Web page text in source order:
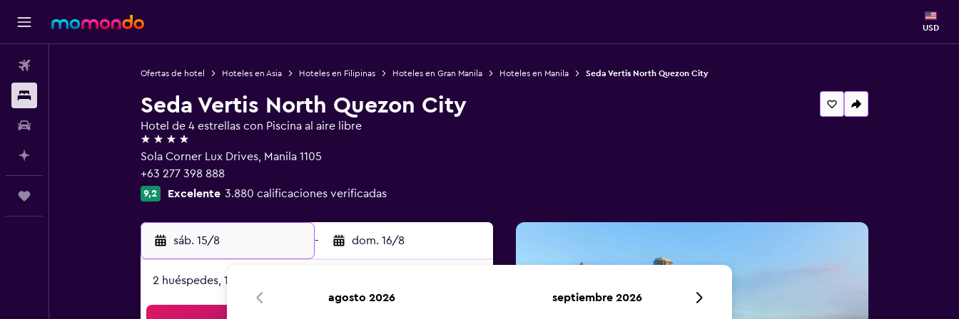
USD
Ofertas de hotel Hoteles en Asia Hoteles en Filipinas Hoteles en Gran Manila Hoteles en Manila Seda Vertis North Quezon City
Seda Vertis North Quezon City
Hotel de 4 estrellas con Piscina al aire libre
4 estrellas
Sola Corner Lux Drives, Manila 1105
+63 277 398 888
9,2 Excelente 3.880 calificaciones verificadas
sáb. 15/8 - dom. 16/8
2 huéspedes, 1 habitación
agosto 2026 septiembre 2026